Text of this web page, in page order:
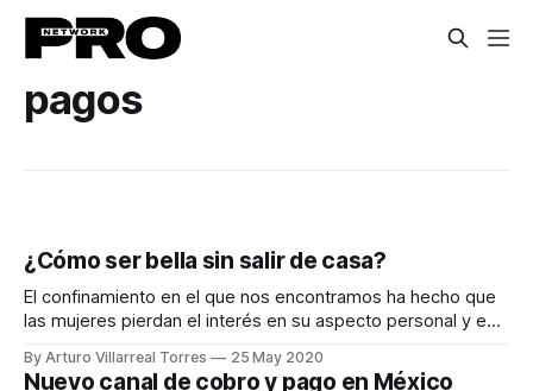
pagos
¿Cómo ser bella sin salir de casa?
El confinamiento en el que nos encontramos ha hecho que
las mujeres pierdan el interés en su aspecto personal y es
By Arturo Villarreal Torres 25 May 2020
Nuevo canal de cobro y pago en México